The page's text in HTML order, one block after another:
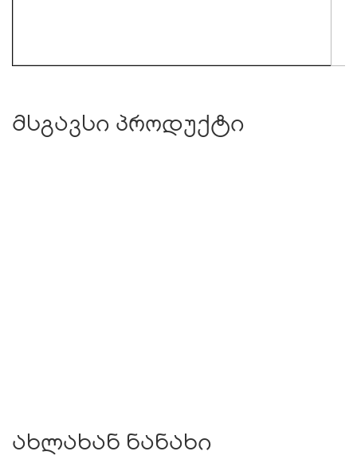
მსგავსი პროდუქტი
ახლახან ნანახი